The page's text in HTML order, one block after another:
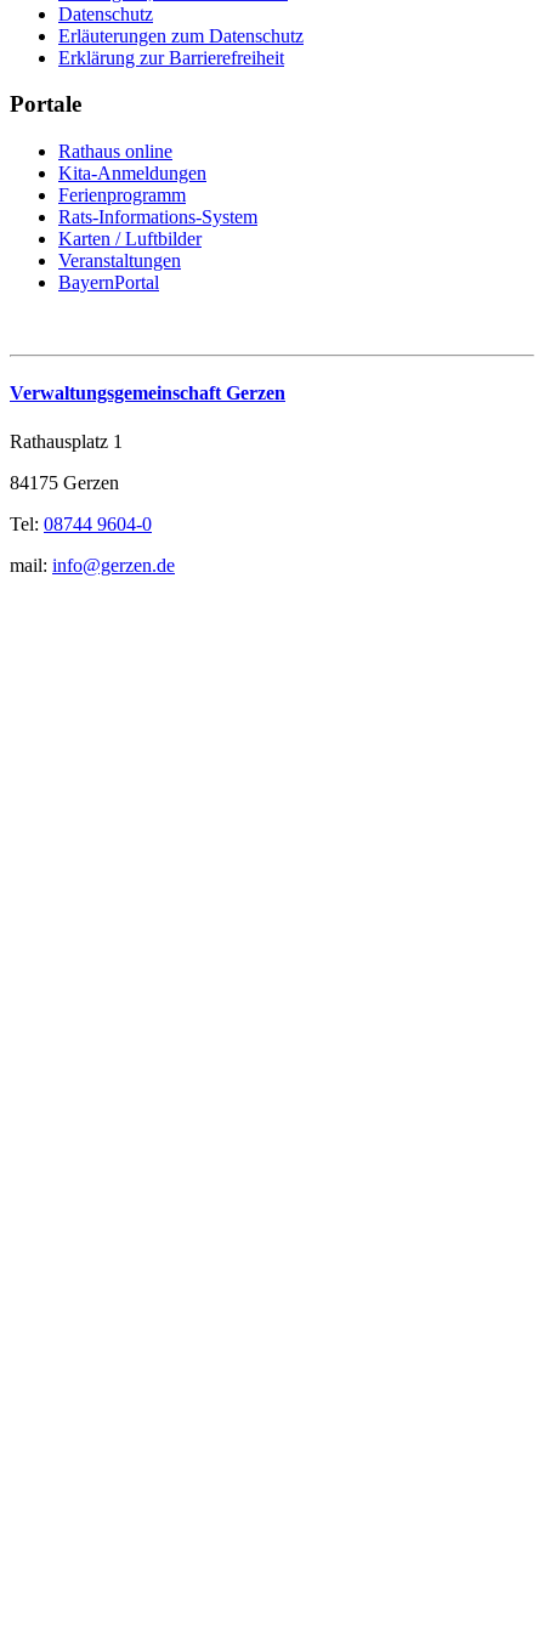
Datenschutz
Erläuterungen zum Datenschutz
Erklärung zur Barrierefreiheit
Portale
Rathaus online
Kita-Anmeldungen
Ferienprogramm
Rats-Informations-System
Karten / Luftbilder
Veranstaltungen
BayernPortal
Verwaltungsgemeinschaft Gerzen
Rathausplatz 1
84175 Gerzen
Tel: 08744 9604-0
mail: info@gerzen.de